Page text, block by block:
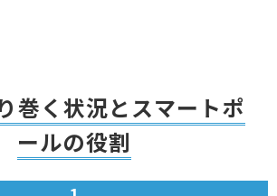
巻く状況とスマートポ
ールの役割